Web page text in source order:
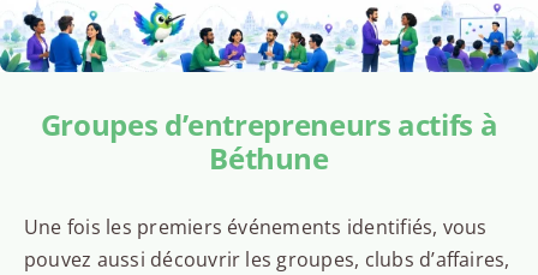
Groupes d’entrepreneurs actifs à
Béthune
Une fois les premiers événements identifiés, vous
pouvez aussi découvrir les groupes, clubs d’affaires,